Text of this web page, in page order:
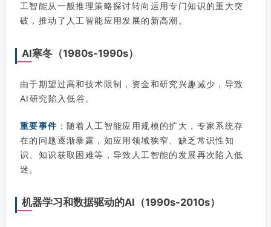
工智能从一般推理策略探讨转向运用专门知识的重大突
破，推动了人工智能应用发展的新高潮。
AI寒冬（1980s-1990s）
由于期望过高和技术限制，资金和研究兴趣减少，导致
AI研究陷入低谷。
重要事件 ：随着人工智能应用规模的扩大，专家系统存
在的问题逐渐暴露，如应用领域狭窄、缺乏常识性知
识、知识获取困难等，导致人工智能的发展再次陷入低
迷。‌
机器学习和数据驱动的AI（1990s-2010s）